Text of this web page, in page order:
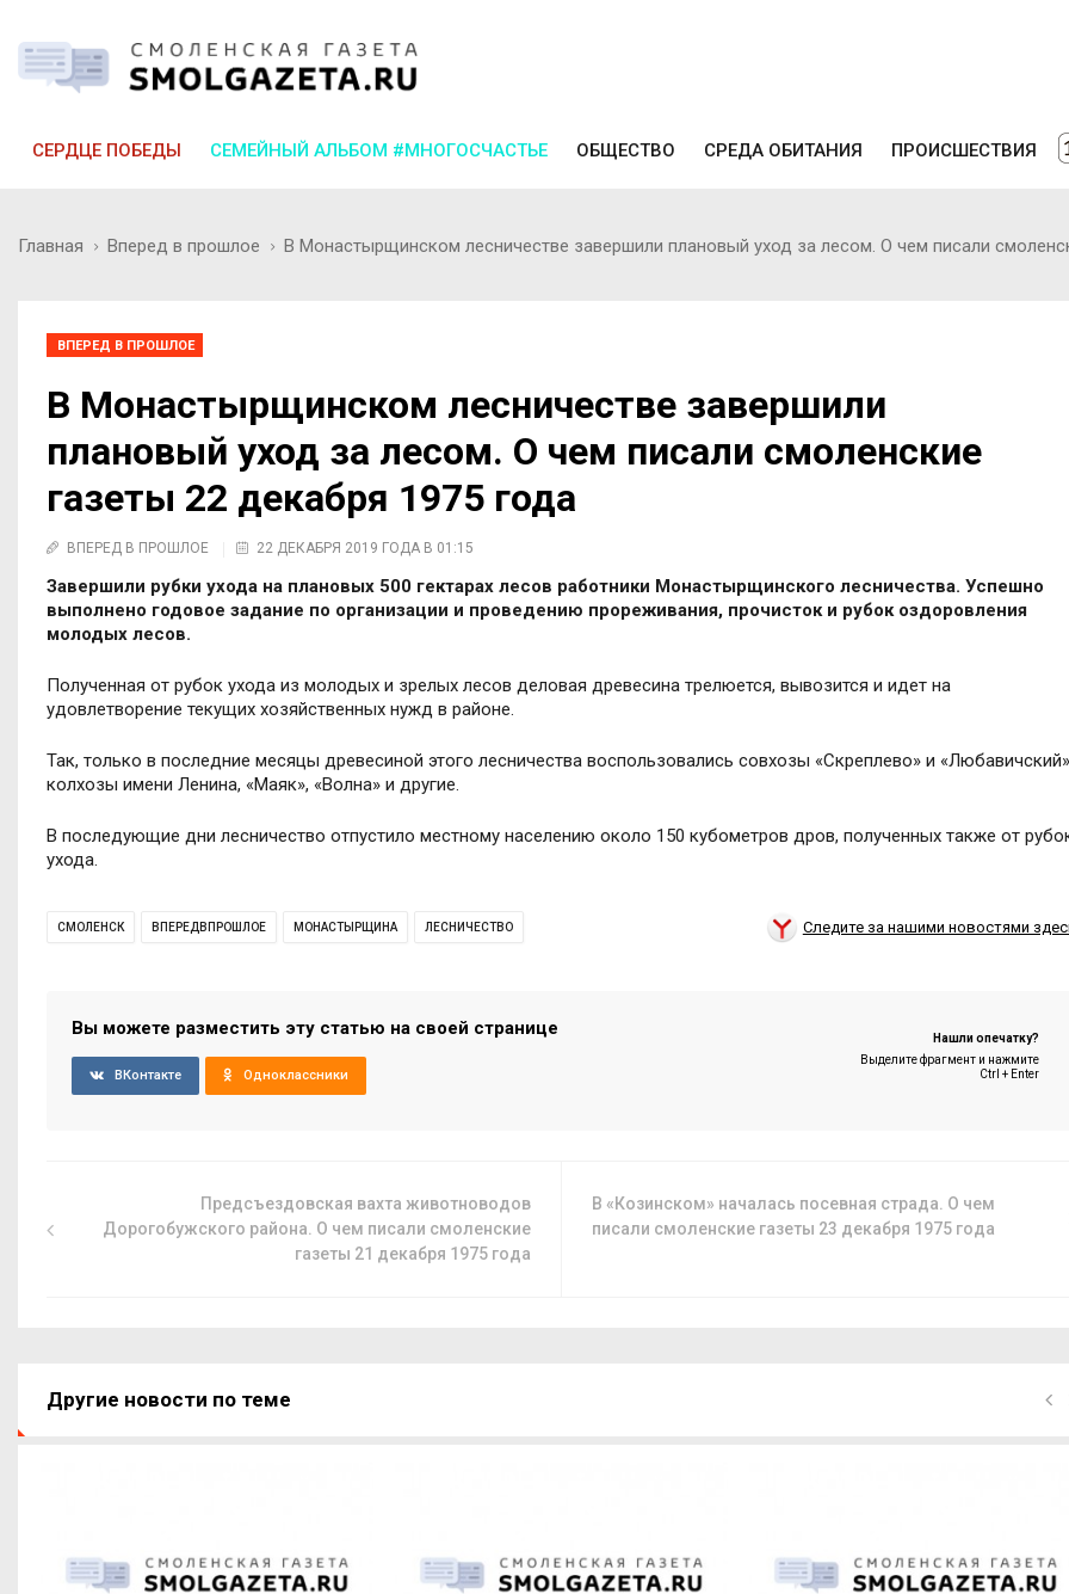
СЕРДЦЕ ПОБЕДЫ СЕМЕЙНЫЙ АЛЬБОМ #МНОГОСЧАСТЬЕ ОБЩЕСТВО СРЕДА ОБИТАНИЯ ПРОИСШЕСТВИЯ
Главная Вперед в прошлое В Монастырщинском лесничестве завершили плановый уход за лесом. О чем писали
ВПЕРЕД В ПРОШЛОЕ
В Монастырщинском лесничестве завершили
плановый уход за лесом. О чем писали смоленские
газеты 22 декабря 1975 года
ВПЕРЕД В ПРОШЛОЕ 22 ДЕКАБРЯ 2019 ГОДА В 01:15
Завершили рубки ухода на плановых 500 гектарах лесов работники Монастырщинского лесничества. Успешно
выполнено годовое задание по организации и проведению прореживания, прочисток и рубок оздоровления
молодых лесов.
Полученная от рубок ухода из молодых и зрелых лесов деловая древесина трелюется, вывозится и идет на
удовлетворение текущих хозяйственных нужд в районе.
Так, только в последние месяцы древесиной этого лесничества воспользовались совхозы «Скреплево» и
колхозы имени Ленина, «Маяк», «Волна» и другие.
В последующие дни лесничество отпустило местному населению около 150 кубометров дров, полученных также от
ухода.
СМОЛЕНСК ВПЕРЕДВПРОШЛОЕ МОНАСТЫРЩИНА ЛЕСНИЧЕСТВО Следите за нашими новостями
Вы можете разместить эту статью на своей странице
ВКонтакте Одноклассники
Нашли опечатку?
Выделите фрагмент и нажмите
Ctrl + Enter
Предсъездовская вахта животноводов
Дорогобужского района. О чем писали смоленские
газеты 21 декабря 1975 года
В «Козинском» началась посевная страда. О чем
писали смоленские газеты 23 декабря 1975 года
Другие новости по теме